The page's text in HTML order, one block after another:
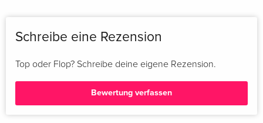
Schreibe eine Rezension
Top oder Flop? Schreibe deine eigene Rezension.
Bewertung verfassen